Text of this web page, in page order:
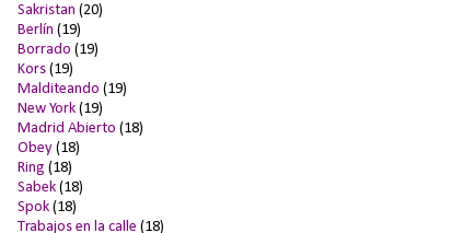
Sakristan (20)
Berlín (19)
Borrado (19)
Kors (19)
Malditeando (19)
New York (19)
Madrid Abierto (18)
Obey (18)
Ring (18)
Sabek (18)
Spok (18)
Trabajos en la calle (18)